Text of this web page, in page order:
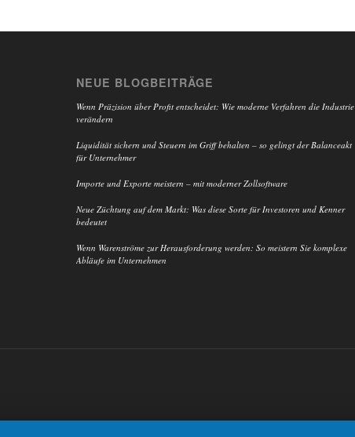
NEUE BLOGBEITRÄGE
Wenn Präzision über Profit entscheidet: Wie moderne Verfahren die Industrie
verändern
Liquidität sichern und Steuern im Griff behalten – so gelingt der Balanceakt
für Unternehmer
Importe und Exporte meistern – mit moderner Zollsoftware
Neue Züchtung auf dem Markt: Was diese Sorte für Investoren und Kenner
bedeutet
Wenn Warenströme zur Herausforderung werden: So meistern Sie komplexe
Abläufe im Unternehmen